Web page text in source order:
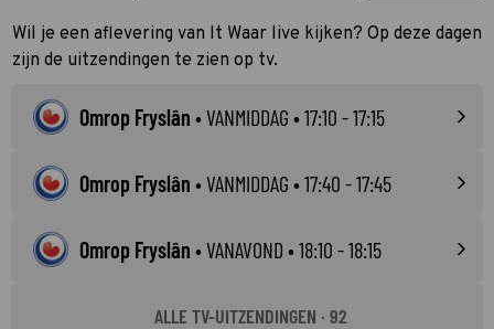
Wil je een aflevering van It Waar live kijken? Op deze dagen
zijn de uitzendingen te zien op tv.
Omrop Fryslân •VANMIDDAG • 17:10 - 17:15
Omrop Fryslân •VANMIDDAG • 17:40 - 17:45
Omrop Fryslân •VANAVOND • 18:10 - 18:15
ALLE TV-UITZENDINGEN · 92